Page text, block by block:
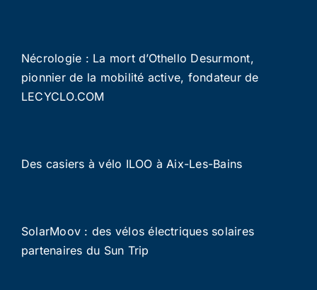
Nécrologie : La mort d’Othello Desurmont,
pionnier de la mobilité active, fondateur de
LECYCLO.COM
Des casiers à vélo ILOO à Aix-Les-Bains
SolarMoov : des vélos électriques solaires
partenaires du Sun Trip